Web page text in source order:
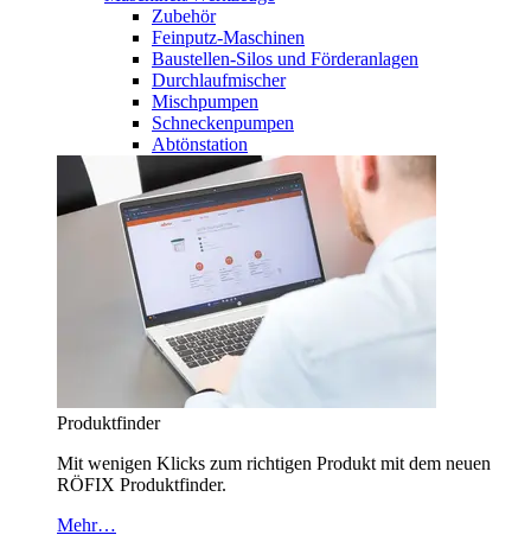
Zubehör
Feinputz-Maschinen
Baustellen-Silos und Förderanlagen
Durchlaufmischer
Mischpumpen
Schneckenpumpen
Abtönstation
Produktfinder
Mit wenigen Klicks zum richtigen Produkt mit dem neuen
RÖFIX Produktfinder.
Mehr…